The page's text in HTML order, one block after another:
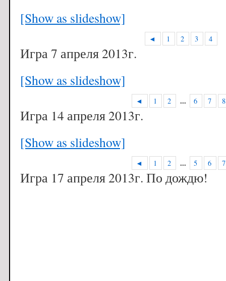
[Show as slideshow]
◄ 1 2 3 4
Игра 7 апреля 2013г.
[Show as slideshow]
◄ 1 2 ... 6 7 8
Игра 14 апреля 2013г.
[Show as slideshow]
◄ 1 2 ... 5 6 7
Игра 17 апреля 2013г. По дождю!